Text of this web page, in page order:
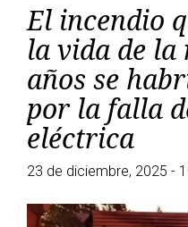
El incendio
la vida de la
años se
por la falla
eléctrica
23 de diciembre, 2025 -